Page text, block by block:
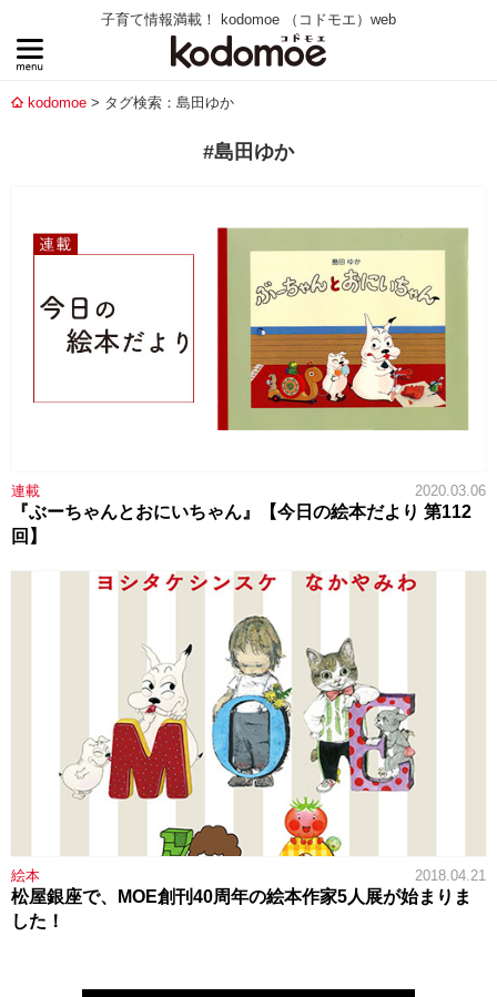
子育て情報満載！ kodomoe （コドモエ）web
kodomoe タグ検索：島田ゆか
#島田ゆか
連載 2020.03.06
『ぶーちゃんとおにいちゃん』【今日の絵本だより 第112
回】
絵本 2018.04.21
松屋銀座で、MOE創刊40周年の絵本作家5人展が始まりま
した！